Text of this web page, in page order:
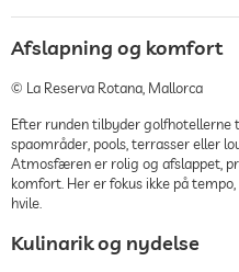
Afslapning og komfort
© La Reserva Rotana, Mallorca
Efter runden tilbyder
spaområder, pools, terrasser eller
Atmosfæren er rolig og afslappet,
komfort. Her er fokus ikke på
hvile.
Kulinarik og nydelse